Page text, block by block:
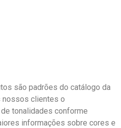
são padrões do catálogo da
nossos clientes o
tonalidades conforme
informações sobre cores e